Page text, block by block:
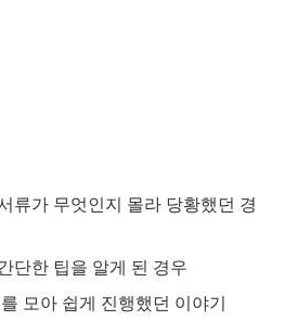
류가 무엇인지 몰라 당황했던 경
단한 팁을 알게 된 경우
모아 쉽게 진행했던 이야기